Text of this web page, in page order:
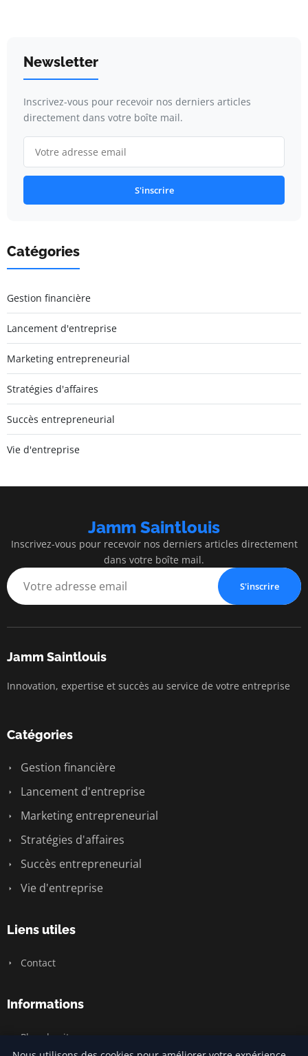
Newsletter
Inscrivez-vous pour recevoir nos derniers articles
directement dans votre boîte mail.
S'inscrire
Catégories
Gestion financière
Lancement d'entreprise
Marketing entrepreneurial
Stratégies d'affaires
Succès entrepreneurial
Vie d'entreprise
Jamm Saintlouis
Inscrivez-vous pour recevoir nos derniers articles directement
dans votre boîte mail.
S'inscrire
Jamm Saintlouis
Innovation, expertise et succès au service de votre entreprise
Catégories
Gestion financière
Lancement d'entreprise
Marketing entrepreneurial
Stratégies d'affaires
Succès entrepreneurial
Vie d'entreprise
Liens utiles
Contact
Informations
Plan du site